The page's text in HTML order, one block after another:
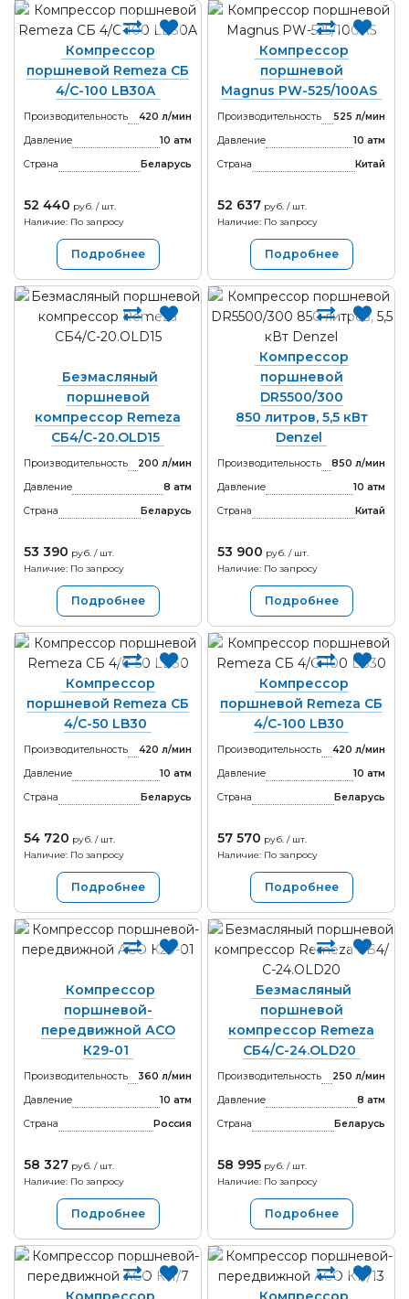
Компрессор
поршневой Remeza СБ
4/С-100 LB30A
Производительность
420 л/мин
Давление
10 атм
Страна
Беларусь
52 440 руб. / шт.
Наличие: По запросу
Подробнее
Компрессор
поршневой
Magnus PW-525/100АS
Производительность
525 л/мин
Давление
10 атм
Страна
Китай
52 637 руб. / шт.
Наличие: По запросу
Подробнее
Безмасляный
поршневой
компрессор Remeza
СБ4/C-20.OLD15
Производительность
200 л/мин
Давление
8 атм
Страна
Беларусь
53 390 руб. / шт.
Наличие: По запросу
Подробнее
Компрессор
поршневой
DR5500/300
850 литров, 5,5 кВт
Denzel
Производительность
850 л/мин
Давление
10 атм
Страна
Китай
53 900 руб. / шт.
Наличие: По запросу
Подробнее
Компрессор
поршневой Remeza СБ
4/С-50 LB30
Производительность
420 л/мин
Давление
10 атм
Страна
Беларусь
54 720 руб. / шт.
Наличие: По запросу
Подробнее
Компрессор
поршневой Remeza СБ
4/С-100 LB30
Производительность
420 л/мин
Давление
10 атм
Страна
Беларусь
57 570 руб. / шт.
Наличие: По запросу
Подробнее
Компрессор
поршневой-
передвижной АСО
К29-01
Производительность
360 л/мин
Давление
10 атм
Страна
Россия
58 327 руб. / шт.
Наличие: По запросу
Подробнее
Безмасляный
поршневой
компрессор Remeza
СБ4/С-24.OLD20
Производительность
250 л/мин
Давление
8 атм
Страна
Беларусь
58 995 руб. / шт.
Наличие: По запросу
Подробнее